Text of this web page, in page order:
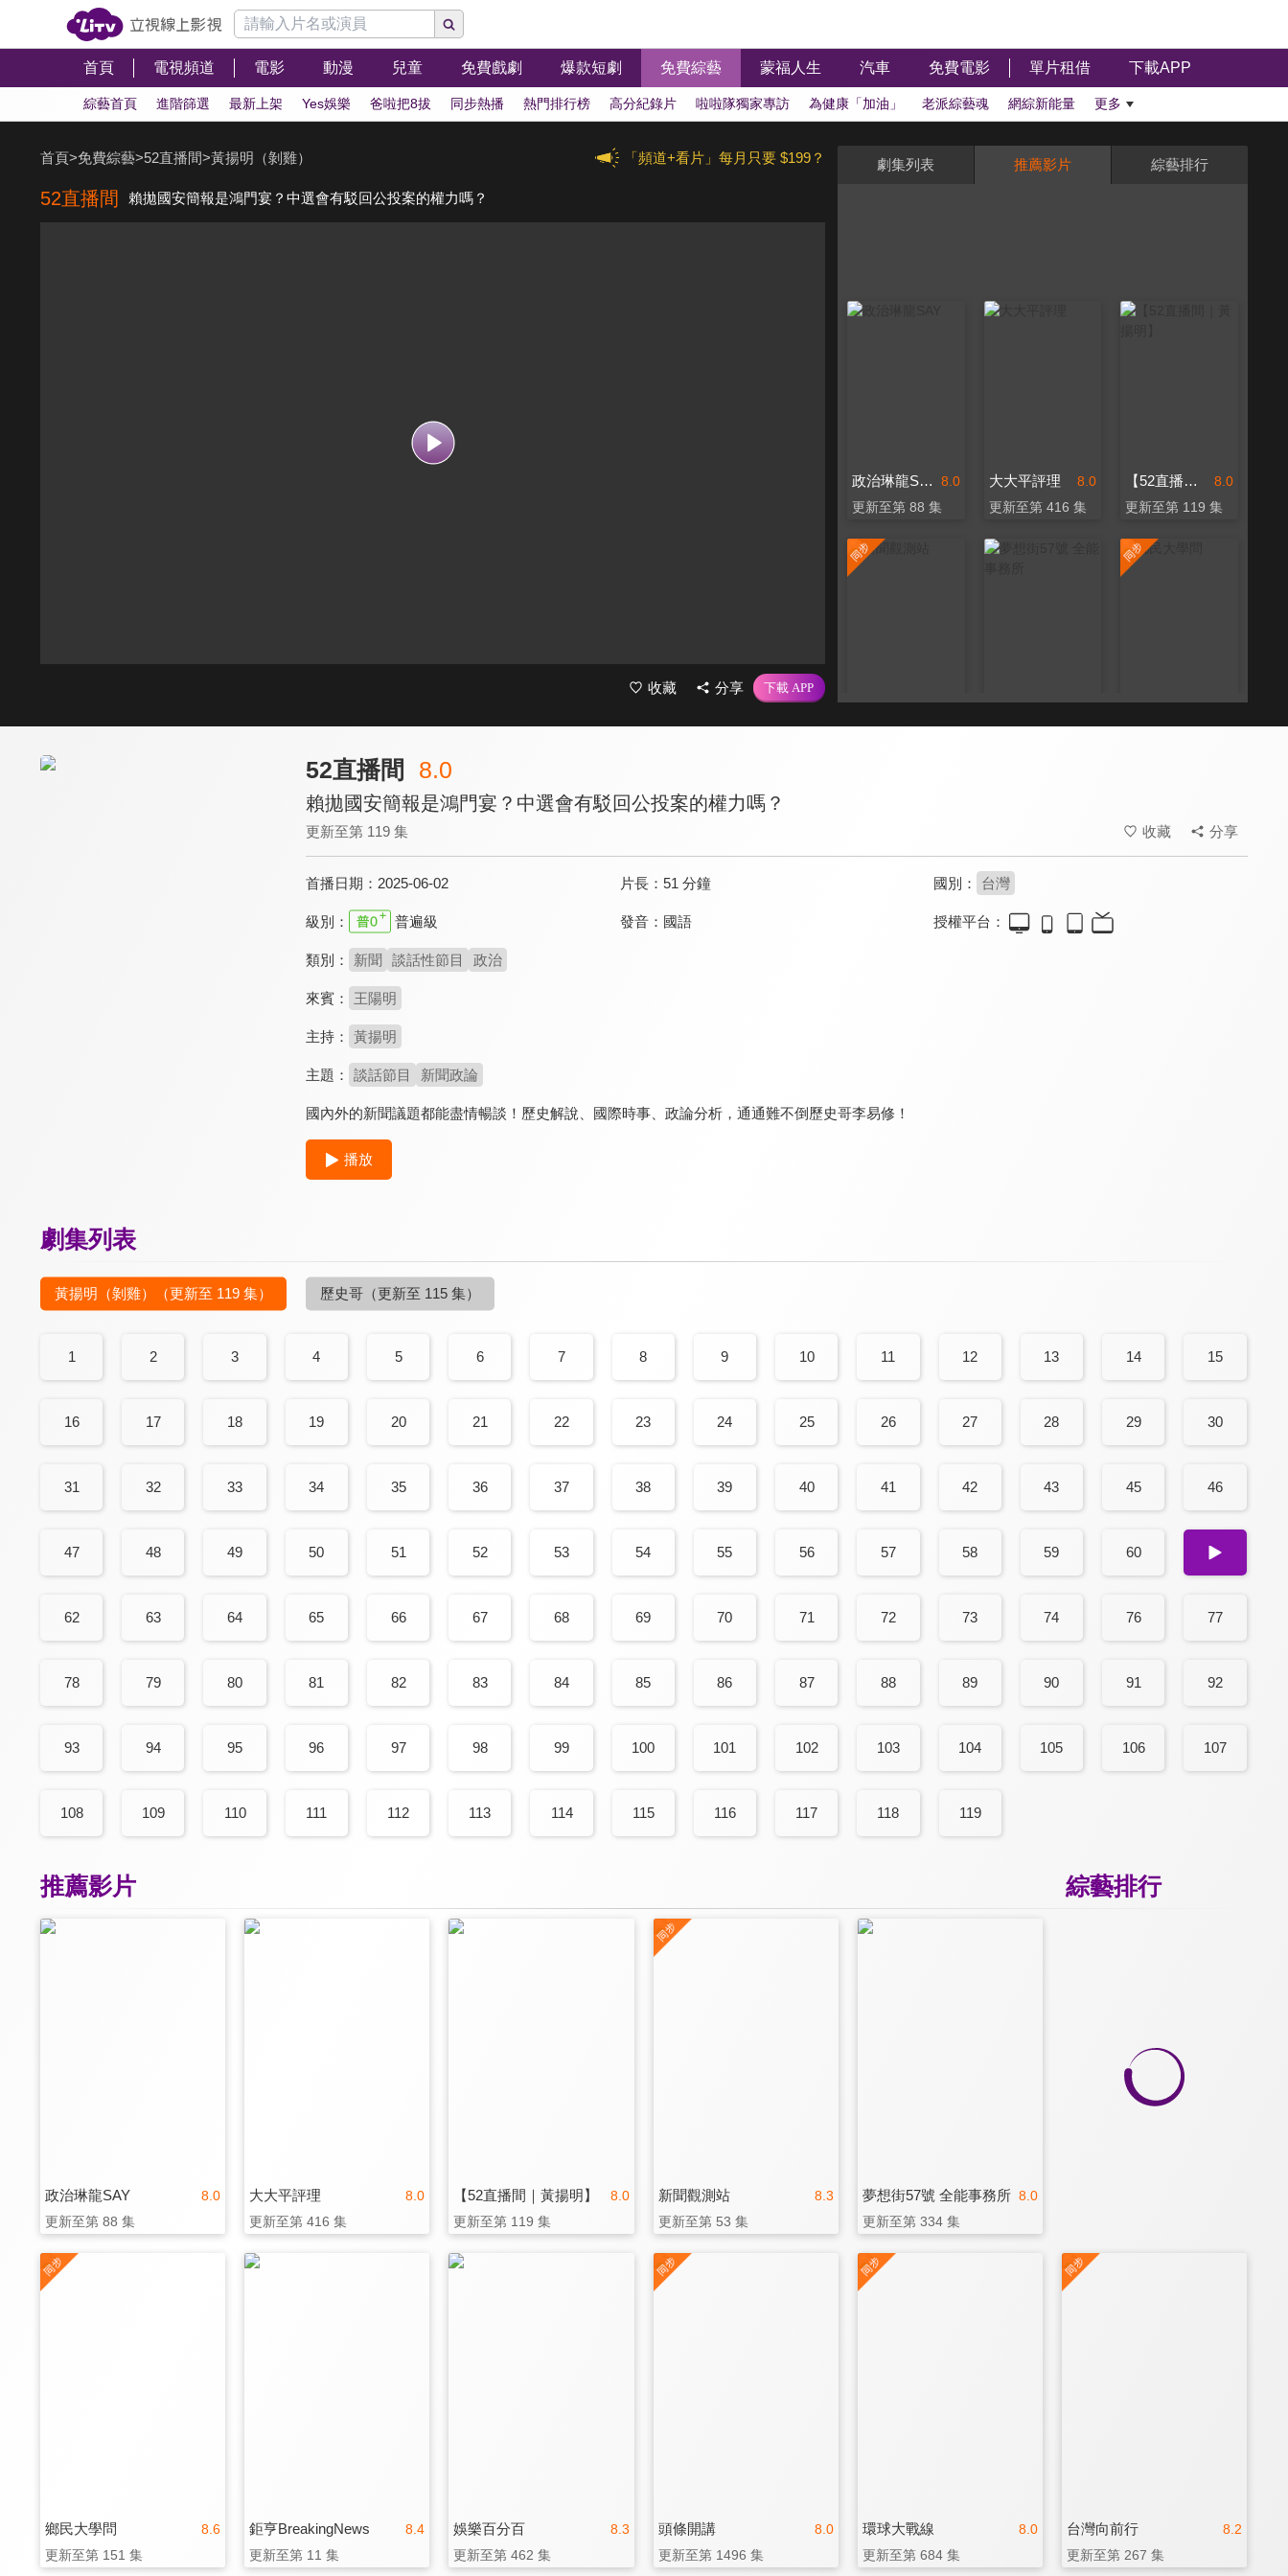
首頁 電視頻道 電影 動漫 兒童 免費戲劇 爆款短劇 免費綜藝 蒙福人生 汽車 免費電影 單片租借 下載APP
綜藝首頁 進階篩選 最新上架 Yes娛樂 爸啦把8拔 同步熱播 熱門排行榜 高分紀錄片 啦啦隊獨家專訪 為健康「加油」 老派綜藝魂 網綜新能量 更多
「頻道+看片」每月只要 $199？
首頁>免費綜藝>52直播間>黃揚明（剝雞）
52直播間 賴拋國安簡報是鴻門宴？中選會有駁回公投案的權力嗎？
收藏 分享
劇集列表 推薦影片 綜藝排行
8.0
政治琳龍SAY
更新至第 88 集
8.0
大大平評理
更新至第 416 集
8.0
【52直播間｜黃揚明】
更新至第 119 集
52直播間 8.0
賴拋國安簡報是鴻門宴？中選會有駁回公投案的權力嗎？
更新至第 119 集 收藏 分享
首播日期： 2025-06-02 片長： 51 分鐘 國別： 台灣
級別： 普遍級 發音： 國語 授權平台：
類別： 新聞 談話性節目 政治
來賓： 王陽明
主持： 黃揚明
主題： 談話節目 新聞政論
國內外的新聞議題都能盡情暢談！歷史解說、國際時事、政論分析，通通難不倒歷史哥李易修！
播放
劇集列表
黃揚明（剝雞） （更新至 119 集） 歷史哥 （更新至 115 集）
1 2 3 4 5 6 7 8 9 10 11 12 13 14 15
16 17 18 19 20 21 22 23 24 25 26 27 28 29 30
31 32 33 34 35 36 37 38 39 40 41 42 43 45 46
47 48 49 50 51 52 53 54 55 56 57 58 59 60 61
62 63 64 65 66 67 68 69 70 71 72 73 74 76 77
78 79 80 81 82 83 84 85 86 87 88 89 90 91 92
93 94 95 96 97 98 99 100 101 102 103 104 105 106 107
108 109 110 111 112 113 114 115 116 117 118 119
綜藝排行
推薦影片
8.0
政治琳龍SAY
更新至第 88 集
8.0
大大平評理
更新至第 416 集
8.0
【52直播間｜黃揚明】
更新至第 119 集
8.3
新聞觀測站
更新至第 53 集
8.0
夢想街57號 全能事務所
更新至第 334 集
8.6
鄉民大學問
更新至第 151 集
8.4
鉅亨BreakingNews
更新至第 11 集
8.3
娛樂百分百
更新至第 462 集
8.0
頭條開講
更新至第 1496 集
8.0
環球大戰線
更新至第 684 集
8.2
台灣向前行
更新至第 267 集